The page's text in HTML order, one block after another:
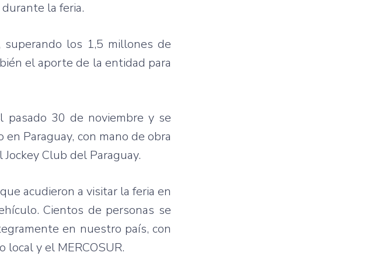
durante laferia.
superando los 1,5 millones de
elaporte de la entidad para
pasado 30 de noviembre y se
en Paraguay, con mano deobra
Jockey Club del Paraguay.
que acudieron a visitarlaferia en
.Cientos de personas se
en nuestro país, con
local y el MERCOSUR.